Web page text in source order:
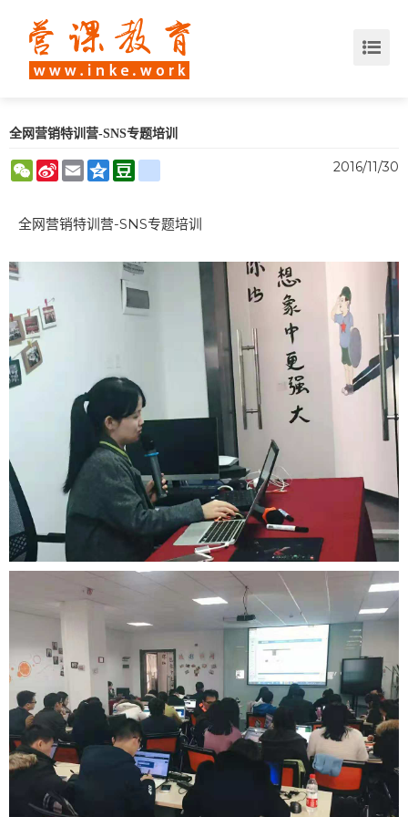
全网营销特训营-SNS专题培训
WeChat
Sina
Weibo
EmailQzone 2016/11/30
全网营销特训营-SNS专题培训